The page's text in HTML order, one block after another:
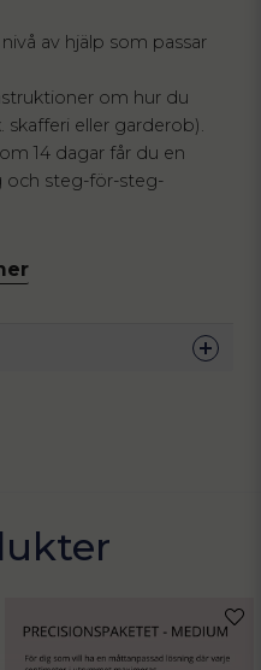
av hjälp som passar
om hur du
eller garderob).
14 dagar får du en
och steg-för-steg-